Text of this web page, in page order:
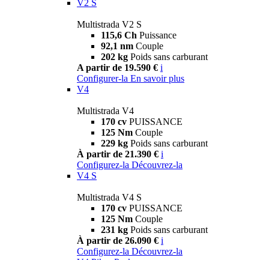
V2 S
Multistrada V2 S
115,6 Ch Puissance
92,1 nm Couple
202 kg Poids sans carburant
A partir de 19.590 € i
Configurer-la En savoir plus
V4
Multistrada V4
170 cv PUISSANCE
125 Nm Couple
229 kg Poids sans carburant
À partir de 21.390 € i
Configurez-la Découvrez-la
V4 S
Multistrada V4 S
170 cv PUISSANCE
125 Nm Couple
231 kg Poids sans carburant
À partir de 26.090 € i
Configurez-la Découvrez-la